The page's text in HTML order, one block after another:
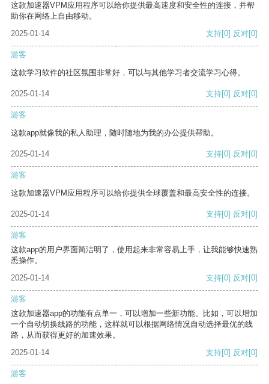
这款加速器VPM应用程序可以给你提供最高速度和安全性的连接，并帮
助你在网络上自由移动。
2025-01-14
支持[0] 反对[0]
游客
这款学习软件的社区氛围非常好，可以与其他学习者交流学习心得。
2025-01-14 支持[0] 反对[0]
游客
这款app就像我的私人助理，随时随地为我的办公提供帮助。
2025-01-14 支持[0] 反对[0]
游客
这款加速器VPM应用程序可以给你提供全球覆盖和最高安全性的连接。
2025-01-14 支持[0] 反对[0]
游客
这款app的用户界面简洁明了，使用起来非常容易上手，让我能够快速熟
悉操作。
2025-01-14
支持[0] 反对[0]
游客
这款加速器app的功能有点单一，可以增加一些新功能。比如，可以增加
一个自动切换线路的功能，这样就可以根据网络情况自动选择最优的线
路，从而获得更好的加速效果。
2025-01-14
支持[0] 反对[0]
游客